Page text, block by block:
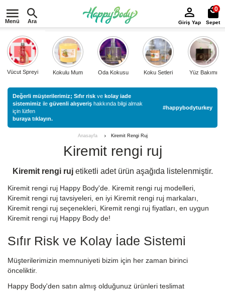
Menü Ara Giriş Yap
0
Sepet
Vücut Spreyi Kokulu Mum Oda Kokusu Koku Setleri Yüz Bakımı
Değerli müşterilerimiz; Sıfır risk ve kolay iade
sistemimiz ile güvenli alışveriş hakkında bilgi almak
için lütfen
buraya tıklayın.
#happybodyturkey
Anasayfa Kiremit Rengi Ruj
Kiremit rengi ruj
Kiremit rengi rujetiketli adet ürün aşağıda listelenmiştir.
Kiremit rengi ruj Happy Body'de. Kiremit rengi ruj modelleri,
Kiremit rengi ruj tavsiyeleri, en iyi Kiremit rengi ruj markaları,
Kiremit rengi ruj seçenekleri, Kiremit rengi ruj fiyatları, en uygun
Kiremit rengi ruj Happy Body de!
Sıfır Risk ve Kolay İade Sistemi
Müşterilerimizin memnuniyeti bizim için her zaman birinci
önceliktir.
Happy Body'den satın almış olduğunuz ürünleri teslimat